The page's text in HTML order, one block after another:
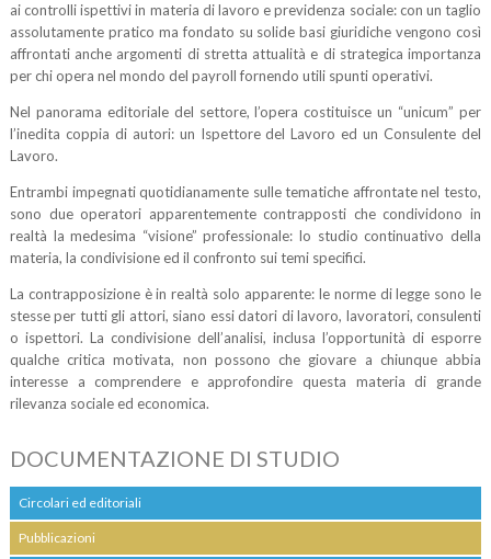
ai controlli ispettivi in materia di lavoro e previdenza sociale: con un taglio
assolutamente pratico ma fondato su solide basi giuridiche vengono così
affrontati anche argomenti di stretta attualità e di strategica importanza
per chi opera nel mondo del payroll fornendo utili spunti operativi.
Nel panorama editoriale del settore, l’opera costituisce un “unicum” per
l’inedita coppia di autori: un Ispettore del Lavoro ed un Consulente del
Lavoro.
Entrambi impegnati quotidianamente sulle tematiche affrontate nel testo,
sono due operatori apparentemente contrapposti che condividono in
realtà la medesima “visione” professionale: lo studio continuativo della
materia, la condivisione ed il confronto sui temi specifici.
La contrapposizione è in realtà solo apparente: le norme di legge sono le
stesse per tutti gli attori, siano essi datori di lavoro, lavoratori, consulenti
o ispettori. La condivisione dell’analisi, inclusa l’opportunità di esporre
qualche critica motivata, non possono che giovare a chiunque abbia
interesse a comprendere e approfondire questa materia di grande
rilevanza sociale ed economica.
DOCUMENTAZIONE DI STUDIO
Circolari ed editoriali
Pubblicazioni